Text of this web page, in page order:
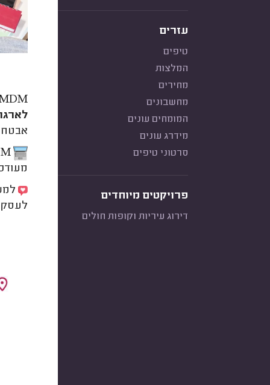
עזרים
טיפים
המלצות
מחירים
מחשבונים
המומחים עונים
מידרג עונים
סרטוני טיפים
פרויקטים מיוחדים
דירוג עיריות וקופות חולים